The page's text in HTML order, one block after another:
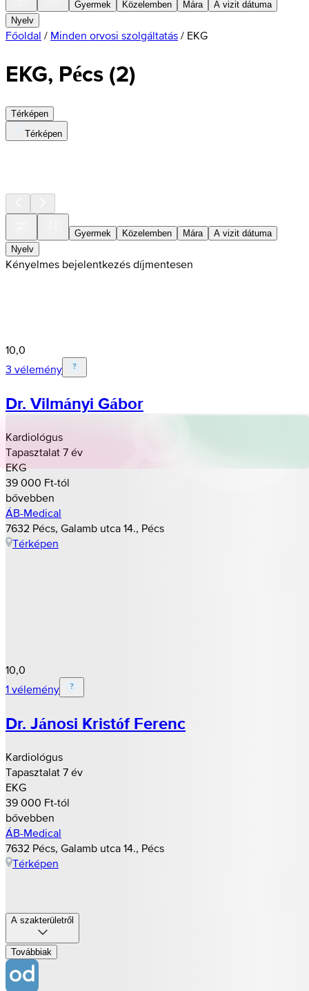
Gyermek Közelemben Mára
A vizit dátuma
Nyelv
Főoldal / Minden orvosi szolgáltatás / EKG
EKG, Pécs(2)
Térképen
Térképen
Gyermek Közelemben Mára
A vizit dátuma
Nyelv
Kényelmes bejelentkezés díjmentesen
10,0
3 vélemény
Dr. Vilmányi Gábor
Kardiológus
Tapasztalat 7 év
EKG
39 000 Ft-tól
bővebben
ÁB-Medical
7632 Pécs, Galamb utca 14., Pécs
Térképen
10,0
1 vélemény
Dr. Jánosi Kristóf Ferenc
Kardiológus
Tapasztalat 7 év
EKG
39 000 Ft-tól
bővebben
ÁB-Medical
7632 Pécs, Galamb utca 14., Pécs
Térképen
A szakterületről
Továbbiak